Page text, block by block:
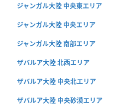
ジャンガル大陸 中央東エリア
ジャンガル大陸 中央エリア
ジャンガル大陸 南部エリア
ザバルア大陸 北西エリア
ザバルア大陸 中央北エリア
ザバルア大陸 中央砂漠エリア